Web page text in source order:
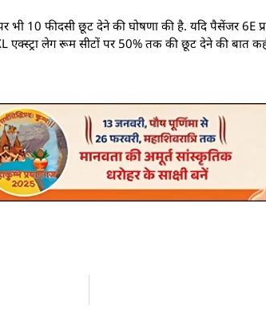
भी 10 फीदसी छूट देने की घोषणा की है. यदि पैसेंजर 6E
एक्‍स्‍ट्रा लेग रूम सीटों पर 50% तक की छूट देने की बात